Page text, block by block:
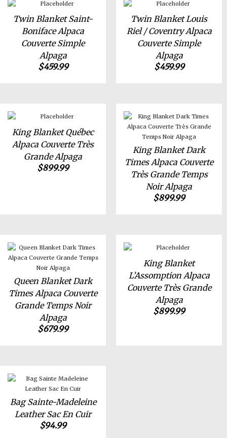
Twin Blanket Saint-
Boniface Alpaca
Couverte Simple
Alpaga
$459.99
Twin Blanket Louis
Riel / Coventry Alpaca
Couverte Simple
Alpaga
$459.99
King Blanket Québec
Alpaca Couverte Très
Grande Alpaga
$899.99
King Blanket Dark
Times Alpaca Couverte
Très Grande Temps
Noir Alpaga
$899.99
Queen Blanket Dark
Times Alpaca Couverte
Grande Temps Noir
Alpaga
$679.99
King Blanket
L’Assomption Alpaca
Couverte Très Grande
Alpaga
$899.99
Bag Sainte-Madeleine
Leather Sac En Cuir
$94.99